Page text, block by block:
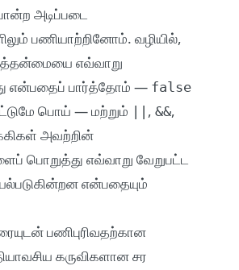
அடிப்படை
பணியாற்றினோம். வழியில்,
எவ்வாறு
என்பதைப் பார்த்தோம் — false
பொய் — மற்றும் , &&,
அவற்றின்
பொறுத்து எவ்வாறு வேறுபட்ட
என்பதையும்
பணிபுரிவதற்கான
கருவிகளான சர